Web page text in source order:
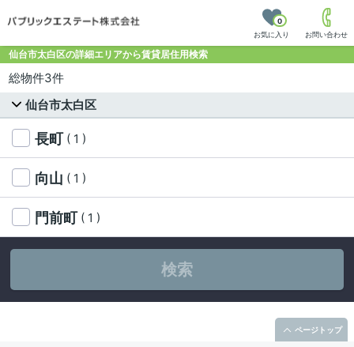
お気に入り
0
お問い合わせ
仙台市太白区の詳細エリアから賃貸居住用検索
総物件3件
仙台市太白区
長町 ( 1 )
向山 ( 1 )
門前町 ( 1 )
検索
ページトップ